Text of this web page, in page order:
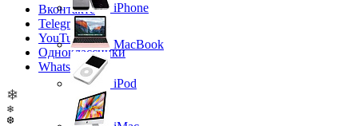
Вконтакте
Telegram
YouTube
Одноклассники
WhatsApp
❄
❄
❆
iPhone
MacBook
iPod